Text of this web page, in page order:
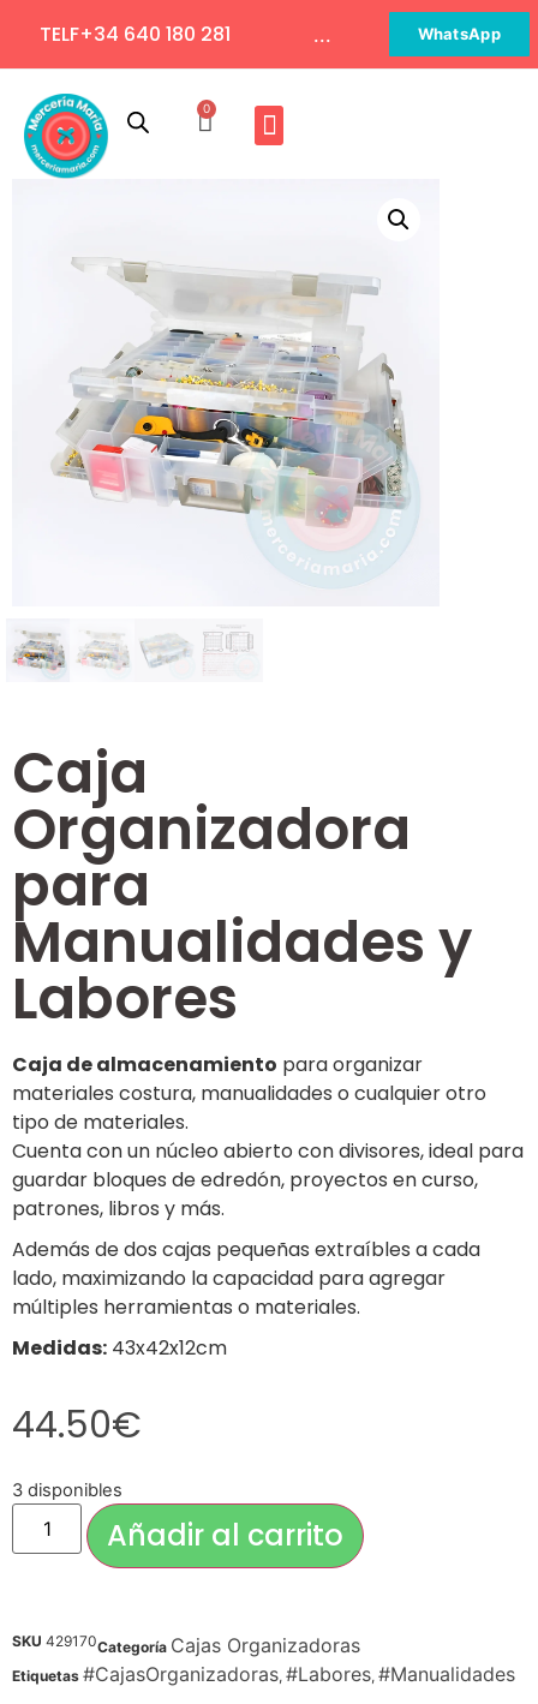
TELF+34 640 180 281 ... WhatsApp
0
Caja
Organizadora
para
Manualidades y
Labores
Caja de almacenamiento para organizar
materiales costura, manualidades o cualquier otro
tipo de materiales.
Cuenta con un núcleo abierto con divisores, ideal para
guardar bloques de edredón, proyectos en curso,
patrones, libros y más.
Además de dos cajas pequeñas extraíbles a cada
lado, maximizando la capacidad para agregar
múltiples herramientas o materiales.
Medidas: 43x42x12cm
44.50€
3 disponibles
Añadir al carrito
SKU 429170Categoría Cajas Organizadoras
Etiquetas #CajasOrganizadoras, #Labores, #Manualidades